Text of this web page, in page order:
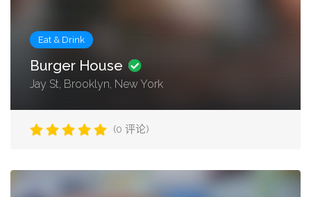
Eat & Drink
Burger House
Jay St, Brooklyn, New York
(0 评论)